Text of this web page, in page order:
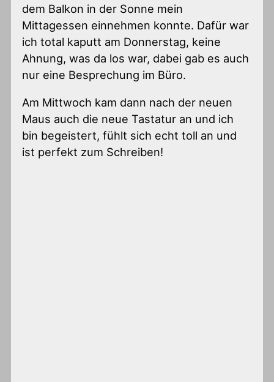
dem Balkon in der Sonne mein
Mittagessen einnehmen konnte. Dafür war
ich total kaputt am Donnerstag, keine
Ahnung, was da los war, dabei gab es auch
nur eine Besprechung im Büro.
Am Mittwoch kam dann nach der neuen
Maus auch die neue Tastatur an und ich
bin begeistert, fühlt sich echt toll an und
ist perfekt zum Schreiben!